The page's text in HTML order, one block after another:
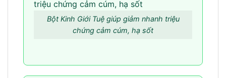
Bột Kinh Giới Tuệ giúp giảm nhanh triệu
chứng cảm cúm, hạ sốt